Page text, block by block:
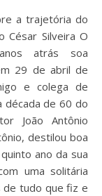
César Silveira O
atrás soa
29 de abril de
e colega de
década de 60 do
João Antônio
destilou boa
ano da sua
uma solitária
de tudo que fiz e